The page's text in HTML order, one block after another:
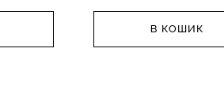
В КОШИК